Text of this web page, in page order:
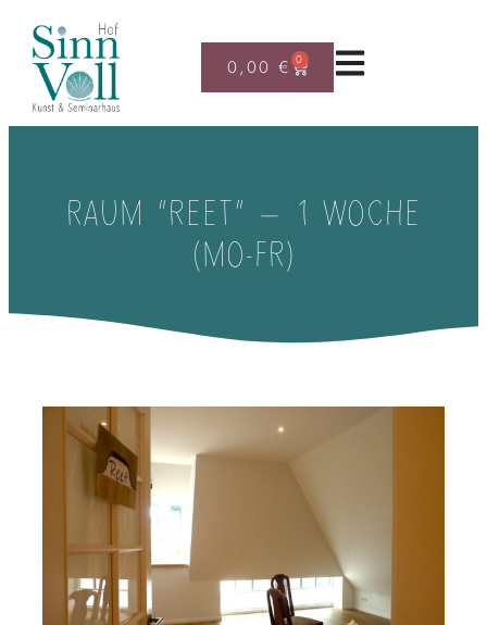
0,00€ 0
RAUM “REET” – 1 WOCHE
(MO-FR)